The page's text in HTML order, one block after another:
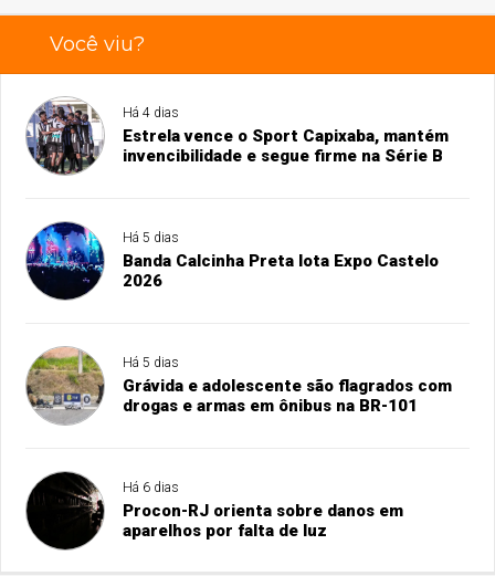
Você viu?
Há 4 dias
Estrela vence o Sport Capixaba, mantém
invencibilidade e segue firme na Série B
Há 5 dias
Banda Calcinha Preta lota Expo Castelo
2026
Há 5 dias
Grávida e adolescente são flagrados com
drogas e armas em ônibus na BR-101
Há 6 dias
Procon-RJ orienta sobre danos em
aparelhos por falta de luz